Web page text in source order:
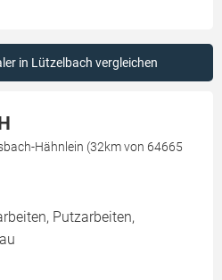
in Lützelbach vergleichen
Hähnlein (32km von 64665
Putzarbeiten,